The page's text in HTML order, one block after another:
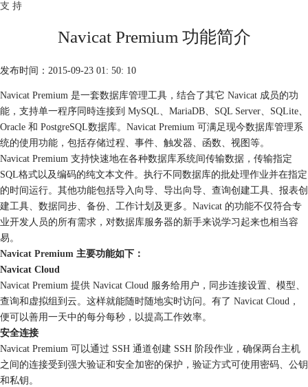
支 持
Navicat Premium 功能简介
发布时间：2015-09-23 01: 50: 10
Navicat Premium 是一套数据库管理工具，结合了其它 Navicat 成员的功
能，支持单一程序同時连接到 MySQL、MariaDB、SQL Server、SQLite、
Oracle 和 PostgreSQL数据库。Navicat Premium 可满足现今数据库管理系
统的使用功能，包括存储过程、事件、触发器、函数、视图等。
Navicat Premium 支持快速地在各种数据库系统间传输数据，传输指定
SQL格式以及编码的纯文本文件。执行不同数据库的批处理作业并在指定
的时间运行。其他功能包括导入向导、导出向导、查询创建工具、报表创
建工具、数据同步、备份、工作计划及更多。Navicat 的功能不仅符合专
业开发人员的所有需求，对数据库服务器的新手来说学习起来也相当容
易。
Navicat Premium 主要功能如下：
Navicat Cloud
Navicat Premium 提供 Navicat Cloud 服务给用户，同步连接设置、模型、
查询和虚拟组到云。这样就能随时随地实时访问。有了 Navicat Cloud，
便可以善用一天中的每分每秒，以提高工作效率。
安全连接
Navicat Premium 可以通过 SSH 通道创建 SSH 阶段作业，确保两台主机
之间的连接受到强大验证和安全加密的保护，验证方式可使用密码、公钥
和私钥。